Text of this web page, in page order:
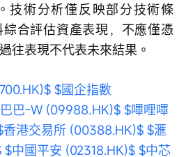
技術分析僅反映部分技術條
合評估資產表現，不應僅憑
往表現不代表未來結果。
$國企指數
巴-W (09988.HK)$ $嗶哩嗶
香港交易所 (00388.HK)$ $滙
$中國平安 (02318.HK)$ $中芯